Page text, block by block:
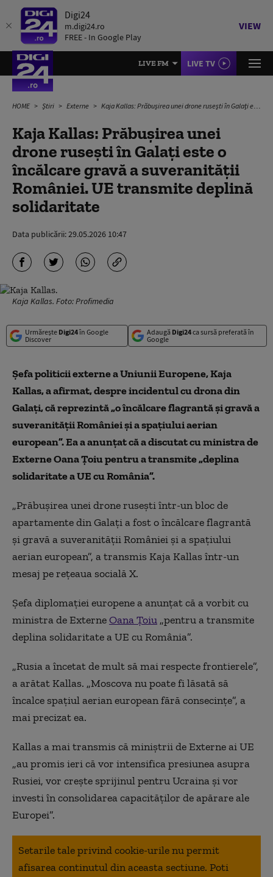
Digi24
m.digi24.ro
FREE - In Google Play
VIEW
LIVE FM LIVE TV
HOME Știri Externe Kaja Kallas: Prăbușirea unei drone rusești în Galați este o încălcare gravă a suveranității României. UE transmite deplină solidaritate
Kaja Kallas: Prăbușirea unei
drone rusești în Galați este o
încălcare gravă a suveranității
României. UE transmite deplină
solidaritate
Data publicării:29.05.2026 10:47
Kaja Kallas. Foto: Profimedia
Urmărește Digi24în Google
Discover
Adaugă Digi24ca sursă preferată în
Google
Șefa politicii externe a Uniunii Europene, Kaja
Kallas, a afirmat, despre incidentul cu drona din
Galați, că reprezintă „o încălcare flagrantă și gravă a
suveranității României și a spațiului aerian
european”. Ea a anunțat că a discutat cu ministra de
Externe Oana Țoiu pentru a transmite „deplina
solidaritate a UE cu România”.
„Prăbușirea unei drone rusești într-un bloc de
apartamente din Galați a fost o încălcare flagrantă
și gravă a suveranității României și a spațiului
aerian european”, a transmis Kaja Kallas într-un
mesaj pe rețeaua socială X.
Şefa diplomaţiei europene a anunțat că a vorbit cu
ministra de ExterneOana Țoiu „pentru a transmite
deplina solidaritate a UE cu România”.
„Rusia a încetat de mult să mai respecte frontierele”,
a arătat Kallas. „Moscova nu poate fi lăsată să
încalce spațiul aerian european fără consecințe”, a
mai precizat ea.
Kallas a mai transmis că miniștrii de Externe ai UE
„au promis ieri că vor intensifica presiunea asupra
Rusiei, vor crește sprijinul pentru Ucraina și vor
investi în consolidarea capacităților de apărare ale
Europei”.
Setarile tale privind cookie-urile nu permit
afisarea continutul din aceasta sectiune. Poti